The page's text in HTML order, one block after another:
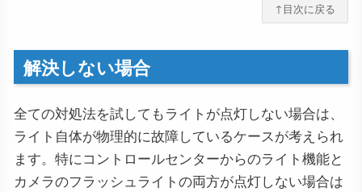
↑目次に戻る
解決しない場合
全ての対処法を試してもライトが点灯しない場合は、
ライト自体が物理的に故障しているケースが考えられ
ます。特にコントロールセンターからのライト機能と
カメラのフラッシュライトの両方が点灯しない場合は